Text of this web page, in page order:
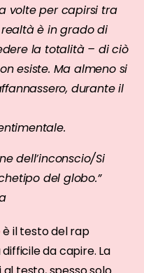
volte percapirsi tra
è in grado di
la totalità – di ciò
esiste. Ma almeno si
durante il
.
dell’inconscio/Si
del globo.”
è il testo del rap
da capire. La